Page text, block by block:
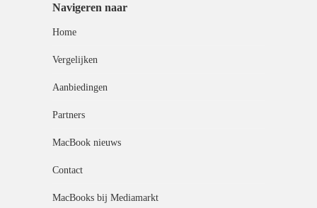
Navigeren naar
Home
Vergelijken
Aanbiedingen
Partners
MacBook nieuws
Contact
MacBooks bij Mediamarkt